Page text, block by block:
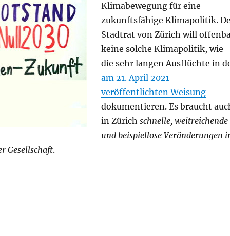
Klimabewegung für eine
zukunftsfähige Klimapolitik.
Stadtrat von Zürich will
keine solche Klimapolitik, wie
die sehr langen Ausflüchte in
am 21. April 2021
veröffentlichten Weisung
dokumentieren. Es braucht
in Zürich schnelle, weitreichende
und beispiellose Veränderungen
Gesellschaft.
Klimaziel 2040 «nicht enkelInnen-